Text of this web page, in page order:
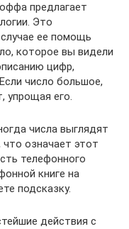
предлагает
Это
ее помощь
которое вы видели
цифр,
число большое,
упрощая его.
числа выглядят
означает этот
телефонного
книге на
подсказку.
действия с